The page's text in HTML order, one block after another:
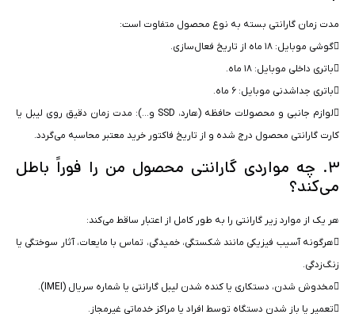
مدت زمان گارانتی بسته به نوع محصول متفاوت است:
گوشی موبایل: ۱۸ ماه از تاریخ فعال‌سازی.
باتری داخلی موبایل: ۱۸ ماه.
باتری جداشدنی موبایل: ۶ ماه.
لوازم جانبی و محصولات حافظه (هارد، SSD و…): مدت زمان دقیق روی لیبل یا
کارت گارانتی محصول درج شده و از تاریخ فاکتور خرید معتبر محاسبه می‌گردد.
۳. چه مواردی گارانتی محصول من را فوراً باطل
می‌کند؟
هر یک از موارد زیر گارانتی را به طور کامل از اعتبار ساقط می‌کند:
هرگونه آسیب فیزیکی مانند شکستگی، خمیدگی، تماس با مایعات، آثار سوختگی یا
زنگ‌زدگی.
مخدوش شدن، دستکاری یا کنده شدن لیبل گارانتی یا شماره سریال (IMEI).
تعمیر یا باز شدن دستگاه توسط افراد یا مراکز خدماتی غیرمجاز.